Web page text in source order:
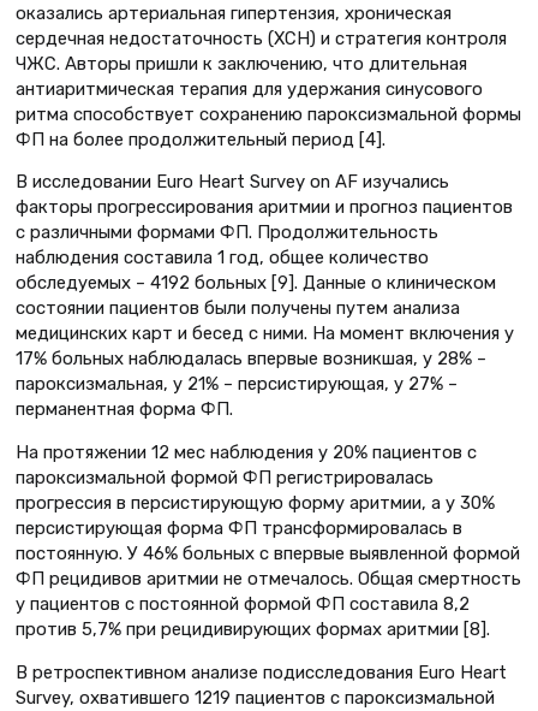
оказались артериальная гипертензия, хроническая
сердечная недостаточность (ХСН) и стратегия контроля
ЧЖС. Авторы пришли к заключению, что длительная
антиаритмическая терапия для удержания синусового
ритма способствует сохранению пароксизмальной формы
ФП на более продолжительный период [4].
В исследовании Euro Heart Survey on AF изучались
факторы прогрессирования аритмии и прогноз пациентов
с различными формами ФП. Продолжительность
наблюдения составила 1 год, общее количество
обследуемых – 4192 больных [9]. Данные о клиническом
состоянии пациентов были получены путем анализа
медицинских карт и бесед с ними. На момент включения у
17% больных наблюдалась впервые возникшая, у 28% –
пароксизмальная, у 21% – персистирующая, у 27% –
перманентная форма ФП.
На протяжении 12 мес наблюдения у 20% пациентов с
пароксизмальной формой ФП регистрировалась
прогрессия в персистирующую форму аритмии, а у 30%
персистирующая форма ФП трансформировалась в
постоянную. У 46% больных с впервые выявленной формой
ФП рецидивов аритмии не отмечалось. Общая смертность
у пациентов с постоянной формой ФП составила 8,2
против 5,7% при рецидивирующих формах аритмии [8].
В ретроспективном анализе подисследования Euro Heart
Survey, охватившего 1219 пациентов с пароксизмальной